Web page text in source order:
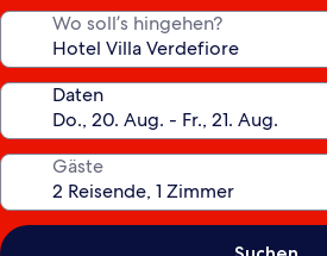
Wo soll’s hingehen?
Daten
Gäste